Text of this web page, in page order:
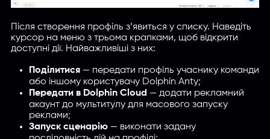
Після створення профіль з’явиться у списку. Наведіть
курсор на меню з трьома крапками, щоб відкрити
доступні дії. Найважливіші з них:
Поділитися — передати профіль учаснику команди
або іншому користувачу Dolphin Anty;
Передати в Dolphin Cloud — додати рекламний
акаунт до мультитулу для масового запуску
реклами;
Запуск сценарію— виконати задану